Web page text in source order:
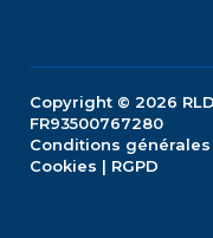
Copyright © 2026
FR93500767280
Conditions
Cookies | RGPD